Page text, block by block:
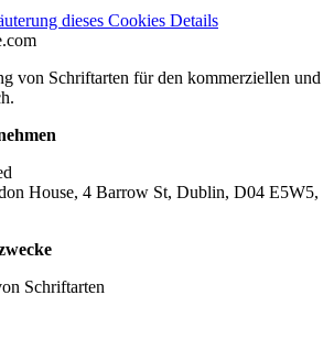
dieses Cookies Details
von Schriftarten für den kommerziellen und
House, 4 Barrow St, Dublin, D04 E5W5,
Schriftarten